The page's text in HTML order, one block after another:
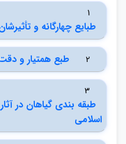
1
طبايع چهارگانه و
2 طبع همتيار و دقت
3
طبقه بندي گياهان در
اسلامي